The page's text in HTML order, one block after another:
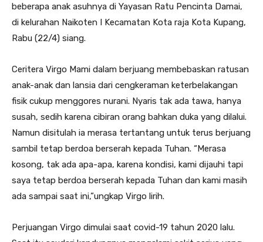
beberapa anak asuhnya di Yayasan Ratu Pencinta Damai,
di kelurahan Naikoten I Kecamatan Kota raja Kota Kupang,
Rabu (22/4) siang.
Ceritera Virgo Mami dalam berjuang membebaskan ratusan
anak-anak dan lansia dari cengkeraman keterbelakangan
fisik cukup menggores nurani. Nyaris tak ada tawa, hanya
susah, sedih karena cibiran orang bahkan duka yang dilalui.
Namun disitulah ia merasa tertantang untuk terus berjuang
sambil tetap berdoa berserah kepada Tuhan. “Merasa
kosong, tak ada apa-apa, karena kondisi, kami dijauhi tapi
saya tetap berdoa berserah kepada Tuhan dan kami masih
ada sampai saat ini,”ungkap Virgo lirih.
Perjuangan Virgo dimulai saat covid-19 tahun 2020 lalu.